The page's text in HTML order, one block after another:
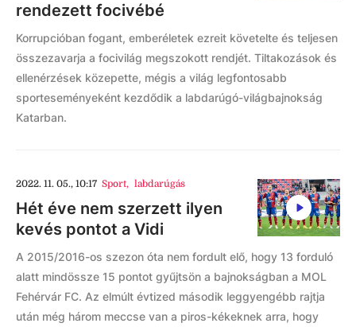
rendezett focivébé
Korrupcióban fogant, emberéletek ezreit követelte és teljesen
összezavarja a focivilág megszokott rendjét. Tiltakozások és
ellenérzések közepette, mégis a világ legfontosabb
sporteseményeként kezdődik a labdarúgó-világbajnokság
Katarban.
2022. 11. 05., 10:17 Sport, labdarúgás
Hét éve nem szerzett ilyen
kevés pontot a Vidi
A 2015/2016-os szezon óta nem fordult elő, hogy 13 forduló
alatt mindössze 15 pontot gyűjtsön a bajnokságban a MOL
Fehérvár FC. Az elmúlt évtized második leggyengébb rajtja
után még három meccse van a piros-kékeknek arra, hogy